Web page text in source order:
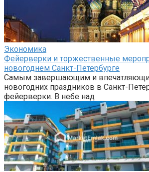
Экономика
Фейерверки и торжественные
новогоднем Санкт-Петербурге
Самым завершающим и
новогодних праздников в Санкт-
фейерверки. В небе над